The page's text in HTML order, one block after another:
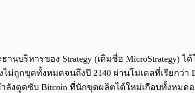
านบริหารของ Strategy (เดิมชื่อ MicroStrategy)
ถูกขุดทั้งหมดจนถึงปี 2140 ผ่านโมเดลที่เรียกว่า
ดูดซับ Bitcoin ที่นักขุดผลิตได้ใหม่เกือบทั้งหมดอ